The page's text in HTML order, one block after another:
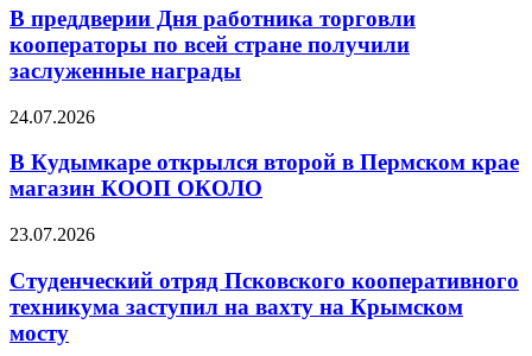
В преддверии Дня работника торговли
кооператоры по всей стране получили
заслуженные награды
24.07.2026
В Кудымкаре открылся второй в Пермском крае
магазин КООП ОКОЛО
23.07.2026
Студенческий отряд Псковского кооперативного
техникума заступил на вахту на Крымском
мосту